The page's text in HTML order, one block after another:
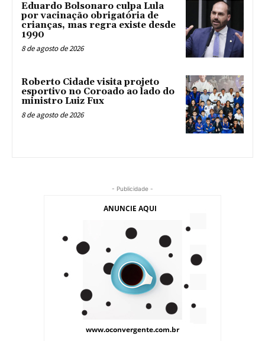
Eduardo Bolsonaro culpa Lula
por vacinação obrigatória de
crianças, mas regra existe desde
1990
8 de agosto de 2026
Roberto Cidade visita projeto
esportivo no Coroado ao lado do
ministro Luiz Fux
8 de agosto de 2026
- Publicidade -